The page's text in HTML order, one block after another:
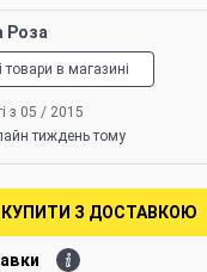
Роза
товари в магазині
з 05 / 2015
тиждень тому
КУПИТИ З ДОСТАВКОЮ